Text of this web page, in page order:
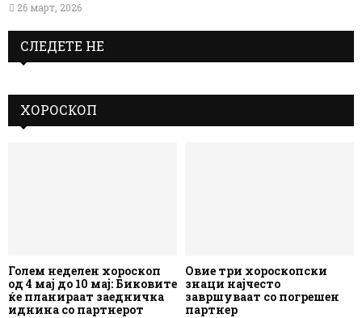
26 март, 2026
СЛЕДЕТЕ НЕ
ХОРОСКОП
Голем неделен хороскоп
од 4 мај до 10 мај: Биковите
ќе планираат заедничка
иднина со партнерот
Овие три хороскопски
знаци најчесто
завршуваат со погрешен
партнер